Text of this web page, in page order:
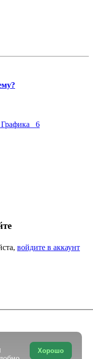
Графика 6
войдите в аккаунт
Хорошо